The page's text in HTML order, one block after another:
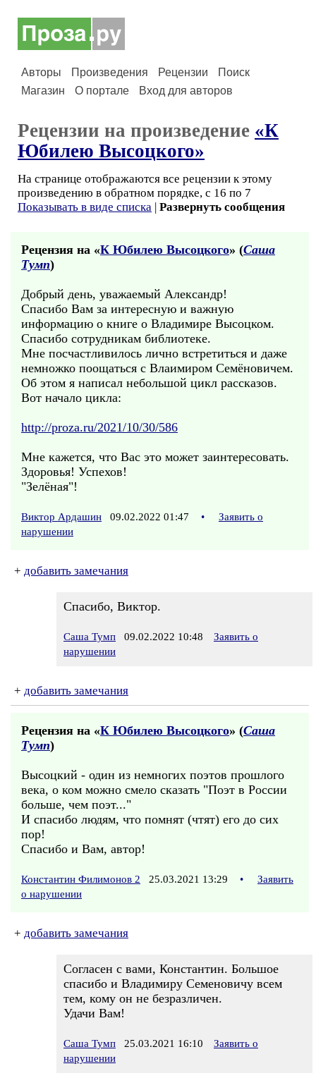
Авторы Произведения Рецензии
Поиск
Магазин
О портале Вход для авторов
Рецензии на произведение «К
Юбилею Высоцкого»
На странице отображаются все рецензии к этому
произведению в обратном порядке, с 16 по 7
Показывать в виде списка | Развернуть сообщения
Рецензия на «К Юбилею Высоцкого» (Саша
Тумп)
Добрый день, уважаемый Александр!
Спасибо Вам за интересную и важную
информацию о книге о Владимире Высоцком.
Спасибо сотрудникам библиотеке.
Мне посчастливилось лично встретиться и даже
немножко поощаться с Влаимиром Семёновичем.
Об этом я написал небольшой цикл рассказов.
Вот начало цикла:
http://proza.ru/2021/10/30/586
Мне кажется, что Вас это может заинтересовать.
Здоровья! Успехов!
"Зелёная"!
Виктор Ардашин 09.02.2022 01:47 •
Заявить о
нарушении
+ добавить замечания
Спасибо, Виктор.
Саша Тумп 09.02.2022 10:48
Заявить о
нарушении
+ добавить замечания
Рецензия на «К Юбилею Высоцкого» (Саша
Тумп)
Высоцкий - один из немногих поэтов прошлого
века, о ком можно смело сказать "Поэт в России
больше, чем поэт..."
И спасибо людям, что помнят (чтят) его до сих
пор!
Спасибо и Вам, автор!
Константин Филимонов 2 25.03.2021 13:29 •
Заявить
о нарушении
+ добавить замечания
Согласен с вами, Константин. Большое
спасибо и Владимиру Семеновичу всем
тем, кому он не безразличен.
Удачи Вам!
Саша Тумп 25.03.2021 16:10
Заявить о
нарушении